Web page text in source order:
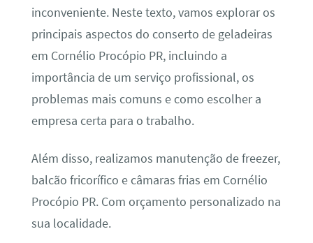
inconveniente. Neste texto, vamos explorar os
principais aspectos do conserto de geladeiras
em Cornélio Procópio PR, incluindo a
importância de um serviço profissional, os
problemas mais comuns e como escolher a
empresa certa para o trabalho.
Além disso, realizamos manutenção de freezer,
balcão fricorífico e câmaras frias em Cornélio
Procópio PR. Com orçamento personalizado na
sua localidade.